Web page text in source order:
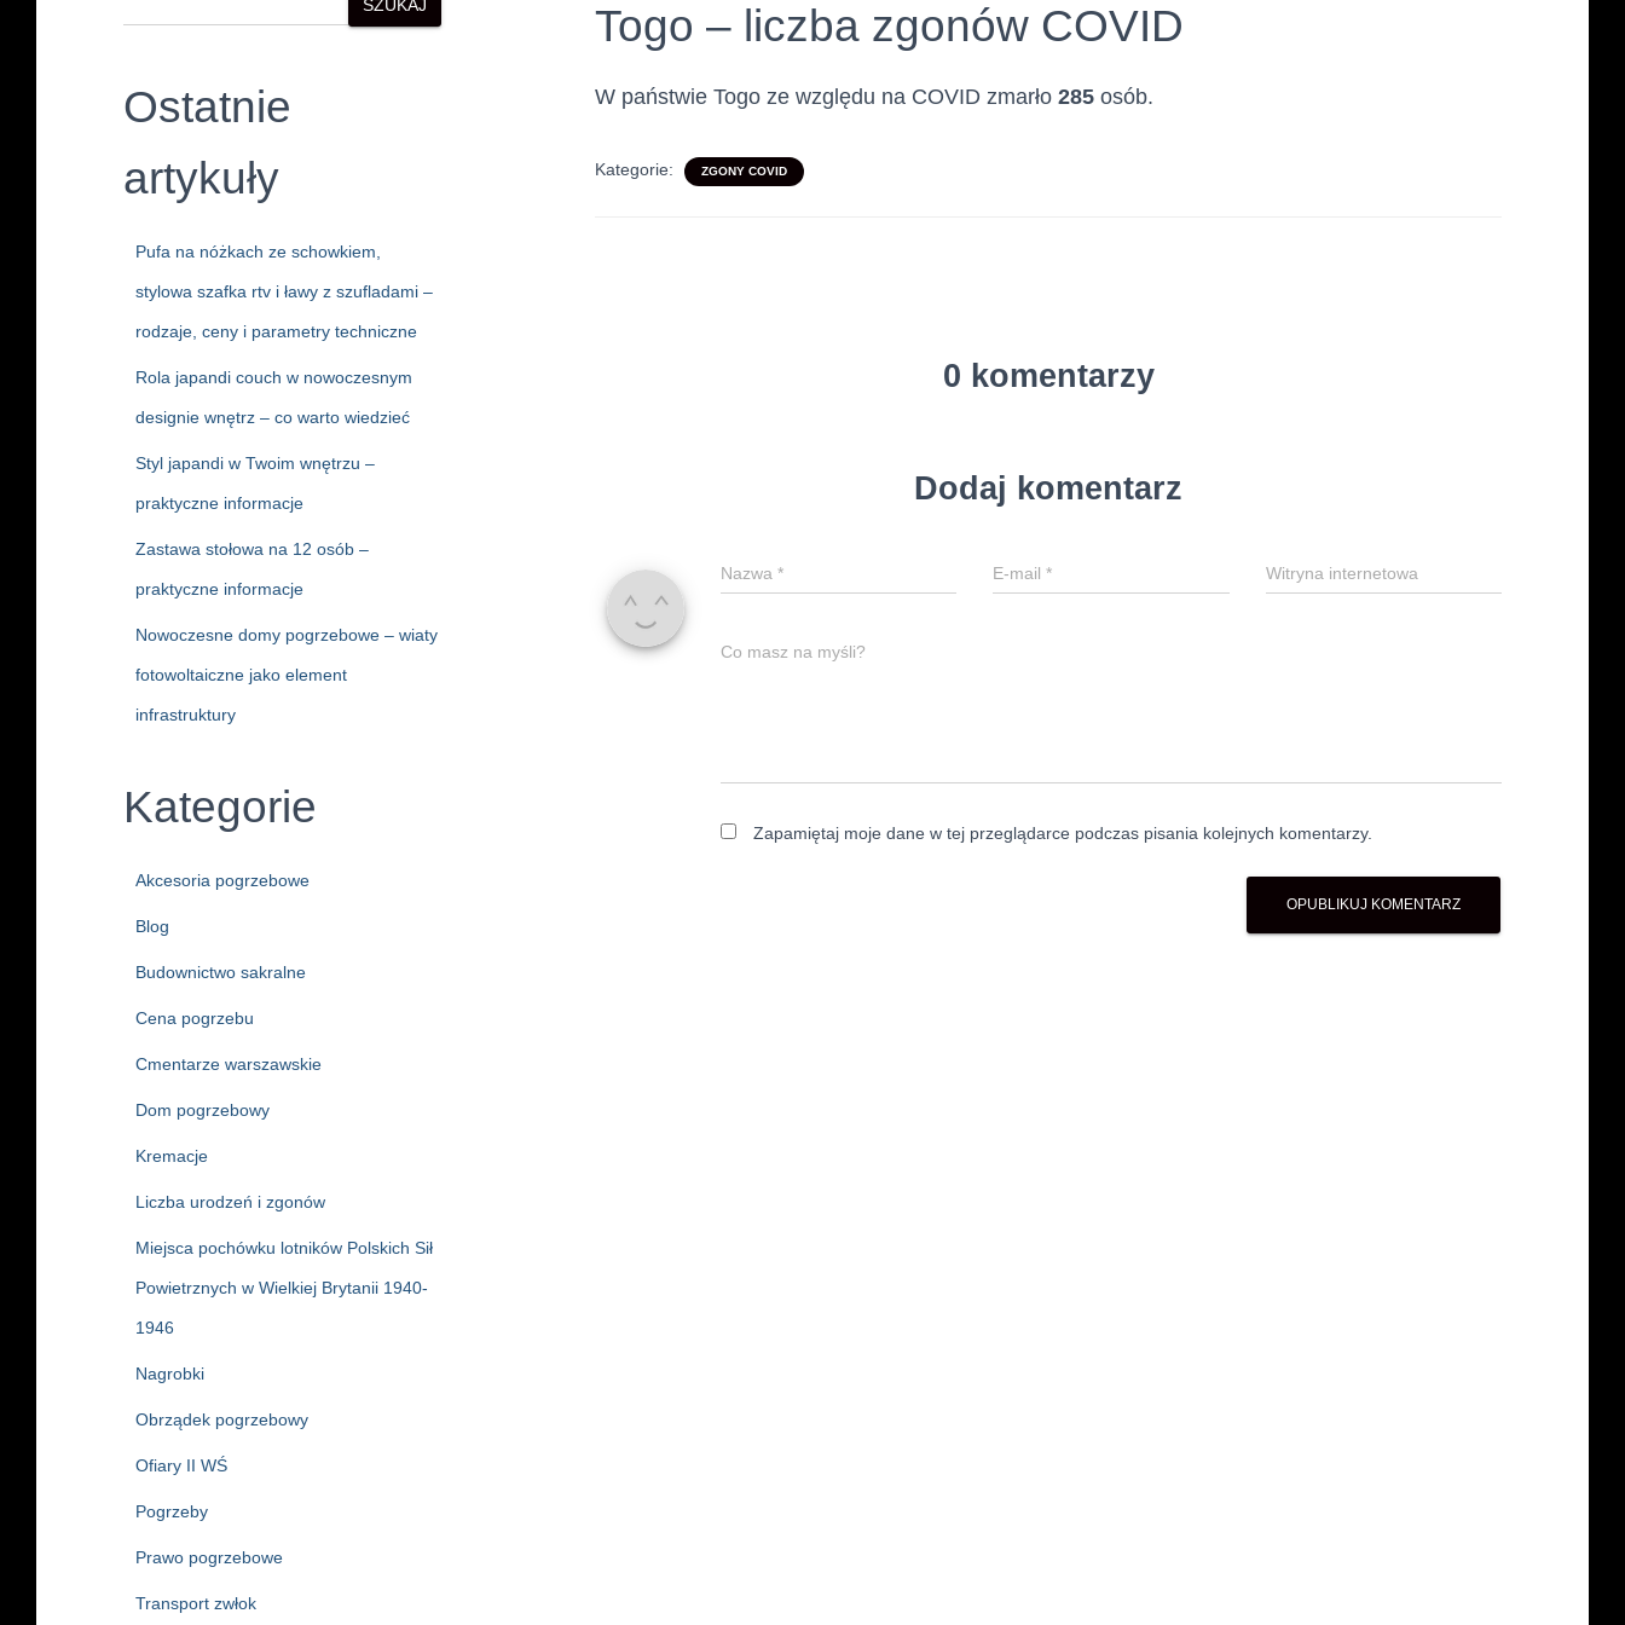
SZUKAJ
Ostatnie
artykuły
Pufa na nóżkach ze schowkiem,
stylowa szafka rtv i ławy z szufladami –
rodzaje, ceny i parametry techniczne
Rola japandi couch w nowoczesnym
designie wnętrz – co warto wiedzieć
Styl japandi w Twoim wnętrzu –
praktyczne informacje
Zastawa stołowa na 12 osób –
praktyczne informacje
Nowoczesne domy pogrzebowe – wiaty
fotowoltaiczne jako element
infrastruktury
Kategorie
Akcesoria pogrzebowe
Blog
Budownictwo sakralne
Cena pogrzebu
Cmentarze warszawskie
Dom pogrzebowy
Kremacje
Liczba urodzeń i zgonów
Miejsca pochówku lotników Polskich Sił
Powietrznych w Wielkiej Brytanii 1940-
1946
Nagrobki
Obrządek pogrzebowy
Ofiary II WŚ
Pogrzeby
Prawo pogrzebowe
Transport zwłok
Togo – liczba zgonów COVID
W państwie Togo ze względu na COVID zmarło 285 osób.
Kategorie: ZGONY COVID
0 komentarzy
Dodaj komentarz
Nazwa * E-mail* Witryna internetowa
Co masz na myśli?
Zapamiętaj moje dane w tej przeglądarce podczas pisania kolejnych komentarzy.